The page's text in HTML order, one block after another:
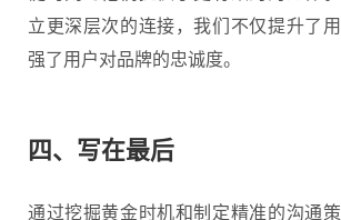
立更深层次的连接，我们不仅提升了
强了用户对品牌的忠诚度。
四、写在最后
通过挖掘黄金时机和制定精准的沟通